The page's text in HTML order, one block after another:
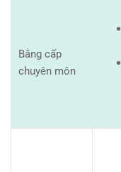
Bằng cấp
chuyên môn